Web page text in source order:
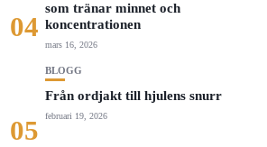
04
som tränar minnet och
koncentrationen
mars 16, 2026
05
BLOGG
Från ordjakt till hjulens snurr
februari 19, 2026